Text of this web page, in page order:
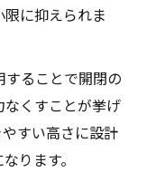
ーム費用の違
知るポイン
に抑えられま
ることで開閉の
くすことが挙げ
すい高さに設計
ります。